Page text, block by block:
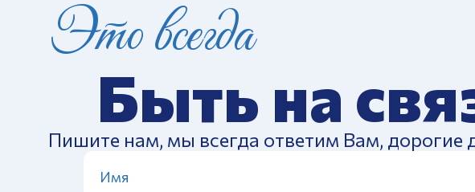
Это всегда
Быть на
Пишите нам, мы всегда ответим Вам, дорогие